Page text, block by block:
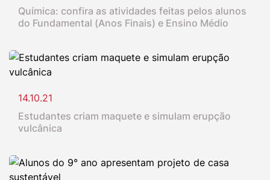
Química: confira as atividades feitas pelos alunos
do Fundamental (Anos Finais) e Ensino Médio
14.10.21
Estudantes criam maquete e simulam erupção
vulcânica